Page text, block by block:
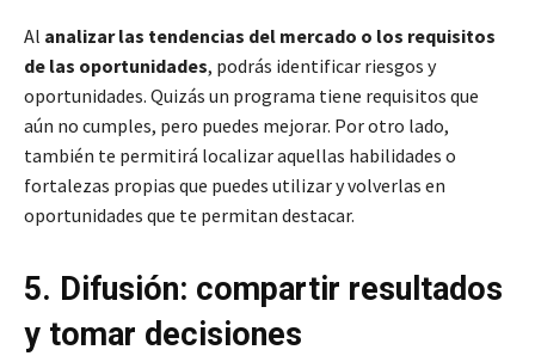
Al analizar las tendencias del mercado o los requisitos
de las oportunidades, podrás identificar riesgos y
oportunidades. Quizás un programa tiene requisitos que
aún no cumples, pero puedes mejorar. Por otro lado,
también te permitirá localizar aquellas habilidades o
fortalezas propias que puedes utilizar y volverlas en
oportunidades que te permitan destacar.
5. Difusión: compartir resultados
y tomar decisiones